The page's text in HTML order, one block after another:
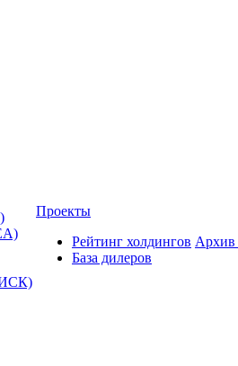
Проекты
Рейтинг холдингов
База дилеров
Архив